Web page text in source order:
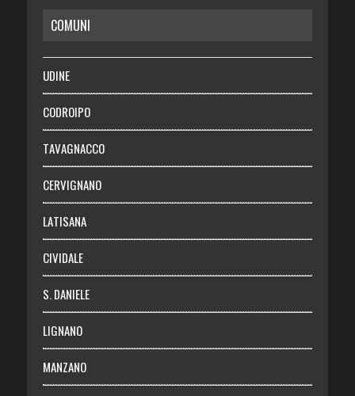
RISPARMIO
SALUTE
Necrologie
Chi siamo
Abbonati
Login
COMUNI
UDINE
CODROIPO
TAVAGNACCO
CERVIGNANO
LATISANA
CIVIDALE
S. DANIELE
LIGNANO
MANZANO